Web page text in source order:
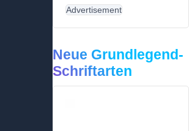
Advertisement
Neue Grundlegend-
Schriftarten